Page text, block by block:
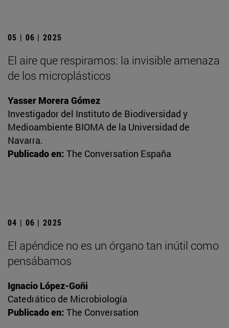
05 | 06 | 2025
El aire que respiramos: la invisible amenaza
de los microplásticos
Yasser Morera Gómez
Investigador del Instituto de Biodiversidad y
Medioambiente BIOMA de la Universidad de
Navarra.
Publicado en: The Conversation España
04 | 06 | 2025
El apéndice no es un órgano tan inútil como
pensábamos
Ignacio López-Goñi
Catedrático de Microbiología
Publicado en: The Conversation